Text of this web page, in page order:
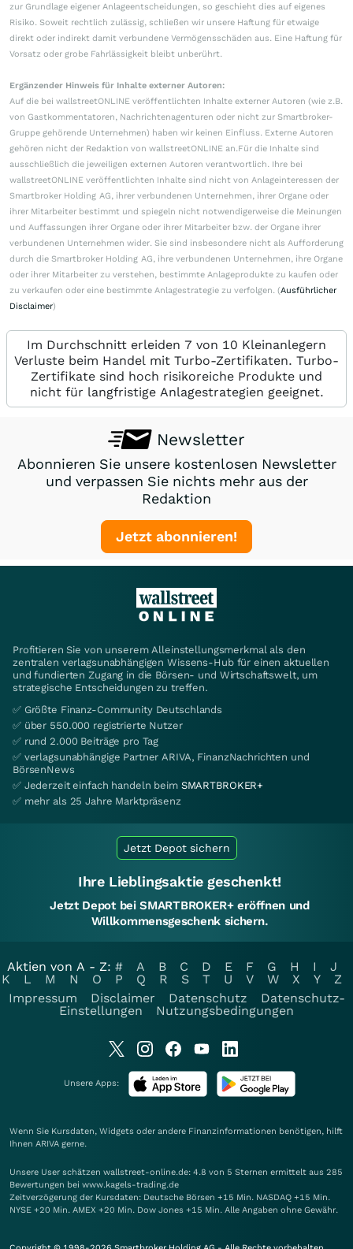
zur Grundlage eigener Anlageentscheidungen, so geschieht dies auf eigenes
Risiko. Soweit rechtlich zulässig, schließen wir unsere Haftung für etwaige
direkt oder indirekt damit verbundene Vermögensschäden aus. Eine Haftung für
Vorsatz oder grobe Fahrlässigkeit bleibt unberührt.
Ergänzender Hinweis für Inhalte externer Autoren:
Auf die bei wallstreetONLINE veröffentlichten Inhalte externer Autoren (wie z.B.
von Gastkommentatoren, Nachrichtenagenturen oder nicht zur Smartbroker-
Gruppe gehörende Unternehmen) haben wir keinen Einfluss. Externe Autoren
gehören nicht der Redaktion von wallstreetONLINE an.Für die Inhalte sind
ausschließlich die jeweiligen externen Autoren verantwortlich. Ihre bei
wallstreetONLINE veröffentlichten Inhalte sind nicht von Anlageinteressen der
Smartbroker Holding AG, ihrer verbundenen Unternehmen, ihrer Organe oder
ihrer Mitarbeiter bestimmt und spiegeln nicht notwendigerweise die Meinungen
und Auffassungen ihrer Organe oder ihrer Mitarbeiter bzw. der Organe ihrer
verbundenen Unternehmen wider. Sie sind insbesondere nicht als Aufforderung
durch die Smartbroker Holding AG, ihre verbundenen Unternehmen, ihre Organe
oder ihrer Mitarbeiter zu verstehen, bestimmte Anlageprodukte zu kaufen oder
zu verkaufen oder eine bestimmte Anlagestrategie zu verfolgen. (Ausführlicher
Disclaimer)
Im Durchschnitt erleiden 7 von 10 Kleinanlegern
Verluste beim Handel mit Turbo-Zertifikaten. Turbo-
Zertifikate sind hoch risikoreiche Produkte und
nicht für langfristige Anlagestrategien geeignet.
Newsletter
Abonnieren Sie unsere kostenlosen Newsletter
und verpassen Sie nichts mehr aus der
Redaktion
Jetzt abonnieren!
Profitieren Sie von unserem Alleinstellungsmerkmal als den
zentralen verlagsunabhängigen Wissens-Hub für einen aktuellen
und fundierten Zugang in die Börsen- und Wirtschaftswelt, um
strategische Entscheidungen zu treffen.
✅ Größte Finanz-Community Deutschlands
✅ über 550.000 registrierte Nutzer
✅ rund 2.000 Beiträge pro Tag
✅ verlagsunabhängige Partner ARIVA, FinanzNachrichten und
BörsenNews
✅ Jederzeit einfach handeln beim SMARTBROKER+
✅ mehr als 25 Jahre Marktpräsenz
Jetzt Depot sichern
Ihre Lieblingsaktie geschenkt!
Jetzt Depot bei SMARTBROKER+ eröffnen und
Willkommensgeschenk sichern.
Aktien von A - Z: # A B C D E F G H I
J
K
L M N O P Q R S T U V W X Y
Z
Impressum
Disclaimer Datenschutz
Datenschutz-
Einstellungen
Nutzungsbedingungen
Unsere Apps:
Wenn Sie Kursdaten, Widgets oder andere Finanzinformationen benötigen, hilft
Ihnen ARIVA gerne.
Unsere User schätzen wallstreet-online.de: 4.8 von 5 Sternen ermittelt aus 285
Bewertungen bei www.kagels-trading.de
Zeitverzögerung der Kursdaten: Deutsche Börsen +15 Min. NASDAQ +15 Min.
NYSE +20 Min. AMEX +20 Min. Dow Jones +15 Min. Alle Angaben ohne Gewähr.